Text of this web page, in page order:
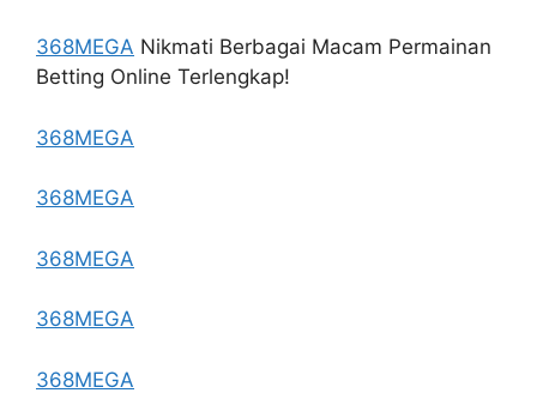
368MEGA Nikmati Berbagai Macam Permainan
Betting Online Terlengkap!
368MEGA
368MEGA
368MEGA
368MEGA
368MEGA